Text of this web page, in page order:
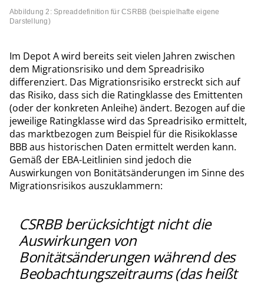
Abbildung 2: Spreaddefinition für CSRBB (beispielhafte eigene
Darstellung)
Im Depot A wird bereits seit vielen Jahren zwischen
dem Migrationsrisiko und dem Spreadrisiko
differenziert. Das Migrationsrisiko erstreckt sich auf
das Risiko, dass sich die Ratingklasse des Emittenten
(oder der konkreten Anleihe) ändert. Bezogen auf die
jeweilige Ratingklasse wird das Spreadrisiko ermittelt,
das marktbezogen zum Beispiel für die Risikoklasse
BBB aus historischen Daten ermittelt werden kann.
Gemäß der EBA-Leitlinien sind jedoch die
Auswirkungen von Bonitätsänderungen im Sinne des
Migrationsrisikos auszuklammern:
CSRBB berücksichtigt nicht die
Auswirkungen von
Bonitätsänderungen während des
Beobachtungszeitraums (das heißt